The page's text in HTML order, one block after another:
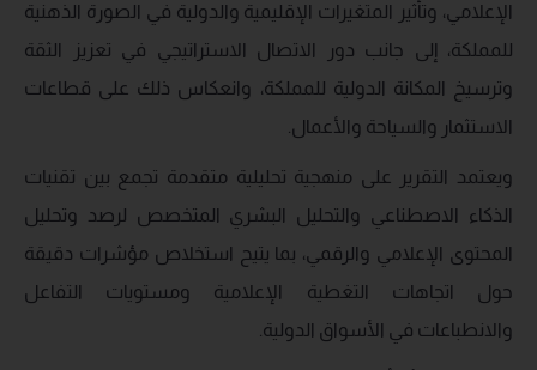
الإعلامي، وتأثير المتغيرات الإقليمية والدولية في الصورة الذهنية
للمملكة، إلى جانب دور الاتصال الاستراتيجي في تعزيز الثقة
وترسيخ المكانة الدولية للمملكة، وانعكاس ذلك على قطاعات
الاستثمار والسياحة والأعمال.
ويعتمد التقرير على منهجية تحليلية متقدمة تجمع بين تقنيات
الذكاء الاصطناعي والتحليل البشري المتخصص لرصد وتحليل
المحتوى الإعلامي والرقمي، بما يتيح استخلاص مؤشرات دقيقة
حول اتجاهات التغطية الإعلامية ومستويات التفاعل
والانطباعات في الأسواق الدولية.